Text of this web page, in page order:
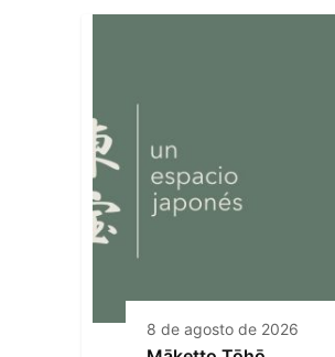
8 de agosto de 2026